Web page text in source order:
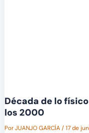
Década de lo
los 2000
PorJUANJO GARCÍA/17 de